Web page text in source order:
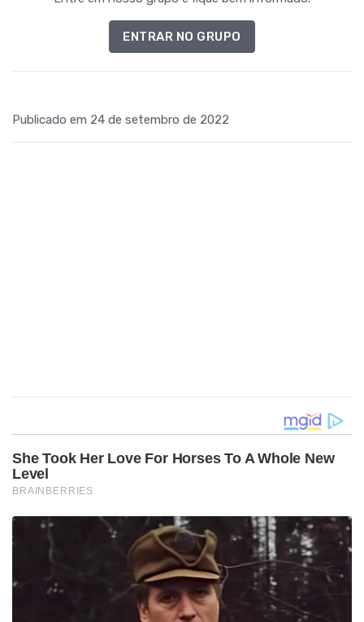
ENTRAR NO GRUPO
Publicado em 24 de setembro de 2022